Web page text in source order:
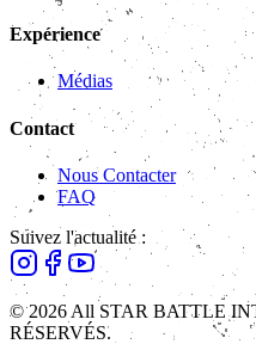
Expérience
Médias
Contact
Nous Contacter
FAQ
Suivez l'actualité :
© 2026 All STAR BATTLE
RÉSERVÉS.